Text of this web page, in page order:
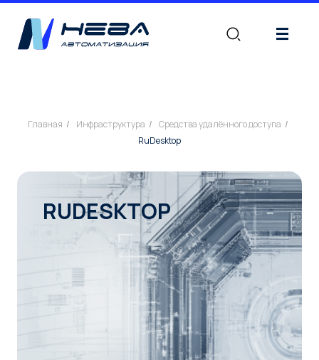
|||
Главная / Инфраструктура / Средства удалённого доступа /
RuDesktop
RUDESKTOP